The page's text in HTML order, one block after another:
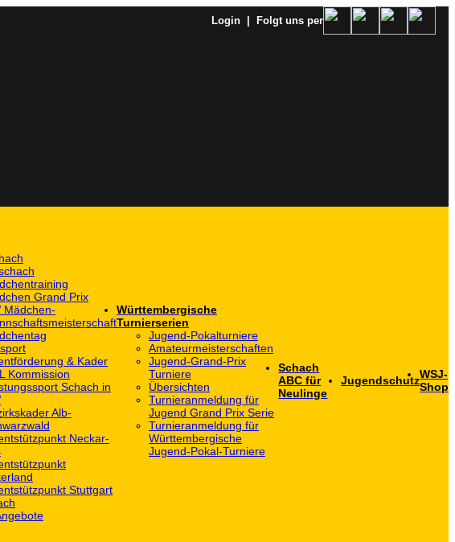
Login | Folgt uns per
Grand Prix
Mädchen-
& Kader
Kommission
Schach in
Alb-
Neckar-
Stuttgart
Württembergische
Turnierserien
Jugend-Pokalturniere
Amateurmeisterschaften
Jugend-Grand-Prix
Turniere
Übersichten
Turnieranmeldung für
Jugend Grand Prix Serie
Turnieranmeldung für
Württembergische
Jugend-Pokal-Turniere
Schach
ABC für
Neulinge
JugendschutzWSJ-
Shop